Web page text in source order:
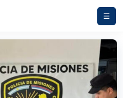
☰